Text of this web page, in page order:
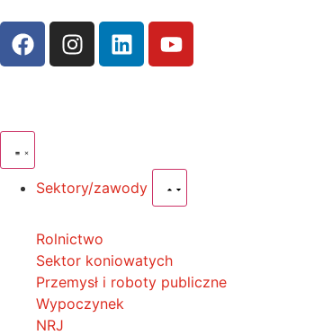
Sektory/zawody
Rolnictwo
Sektor koniowatych
Przemysł i roboty publiczne
Wypoczynek
NRJ